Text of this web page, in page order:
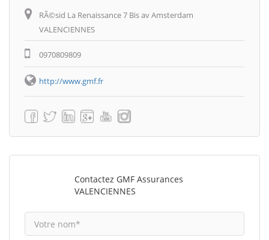
RÃ©sid La Renaissance 7 Bis av Amsterdam
VALENCIENNES
0970809809
http://www.gmf.fr
Contactez GMF Assurances
VALENCIENNES